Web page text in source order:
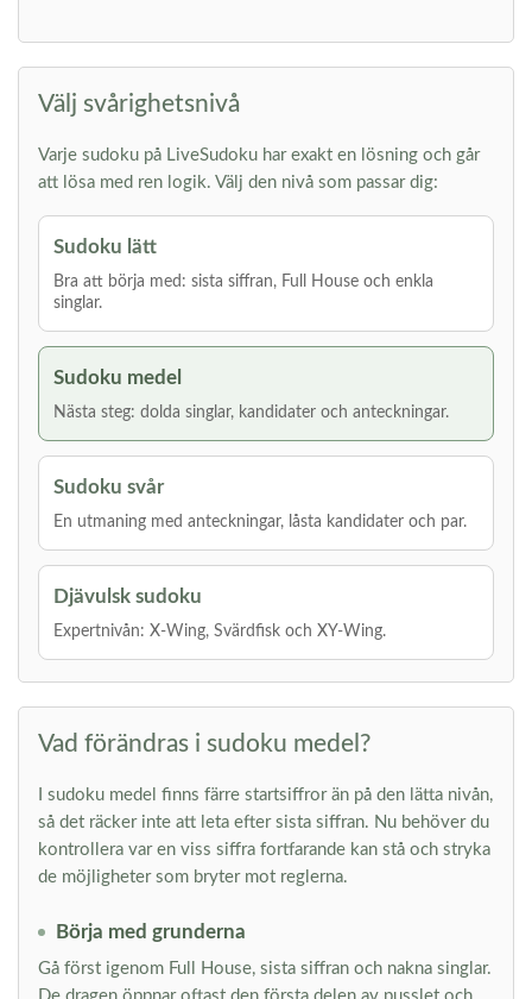
Välj svårighetsnivå
Varje sudoku på LiveSudoku har exakt en lösning och går
att lösa med ren logik. Välj den nivå som passar dig:
Sudoku lätt
Bra att börja med: sista siffran, Full House och enkla
singlar.
Sudoku medel
Nästa steg: dolda singlar, kandidater och anteckningar.
Sudoku svår
En utmaning med anteckningar, låsta kandidater och par.
Djävulsk sudoku
Expertnivån: X-Wing, Svärdfisk och XY-Wing.
Vad förändras i sudoku medel?
I sudoku medel finns färre startsiffror än på den lätta nivån,
så det räcker inte att leta efter sista siffran. Nu behöver du
kontrollera var en viss siffra fortfarande kan stå och stryka
de möjligheter som bryter mot reglerna.
Börja med grunderna
Gå först igenom Full House, sista siffran och nakna singlar.